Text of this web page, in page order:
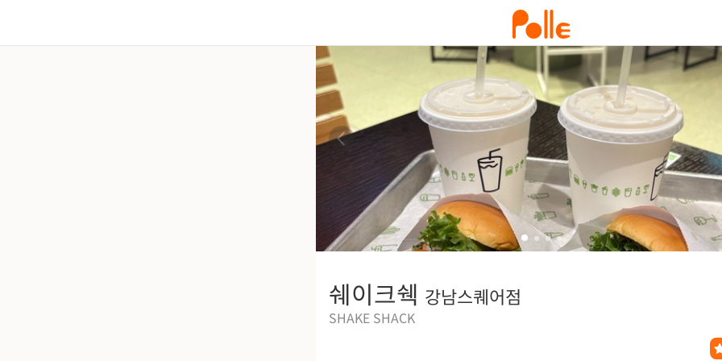
쉐이크쉑 강남스퀘어점
SHAKE SHACK